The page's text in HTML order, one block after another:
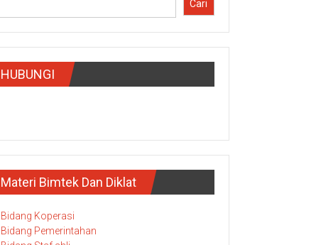
Cari
HUBUNGI
Materi Bimtek Dan Diklat
Bidang Koperasi
Bidang Pemerintahan